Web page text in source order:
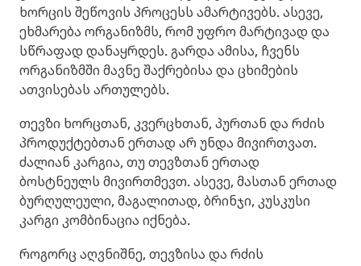
ხორცის შეწოვის პროცესს ამარტივებს. ასევე,
ეხმარება ორგანიზმს, რომ უფრო მარტივად და
სწრაფად დანაყრდეს. გარდა ამისა, ჩვენს
ორგანიზმში მავნე შაქრებისა და ცხიმების
ათვისებას ართულებს.
თევზი ხორცთან, კვერცხთან, პურთან და რძის
პროდუქტებთან ერთად არ უნდა მივირთვათ.
ძალიან კარგია, თუ თევზთან ერთად
ბოსტნეულს მივირთმევთ. ასევე, მასთან ერთად
ბურღულეული, მაგალითად, ბრინჯი, კუსკუსი
კარგი კომბინაცია იქნება.
როგორც აღვნიშნე, თევზისა და რძის